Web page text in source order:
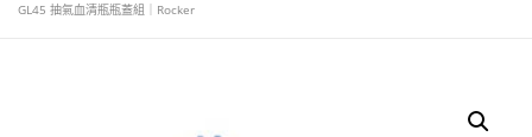
GL45 抽氣血清瓶瓶蓋組｜Rocker